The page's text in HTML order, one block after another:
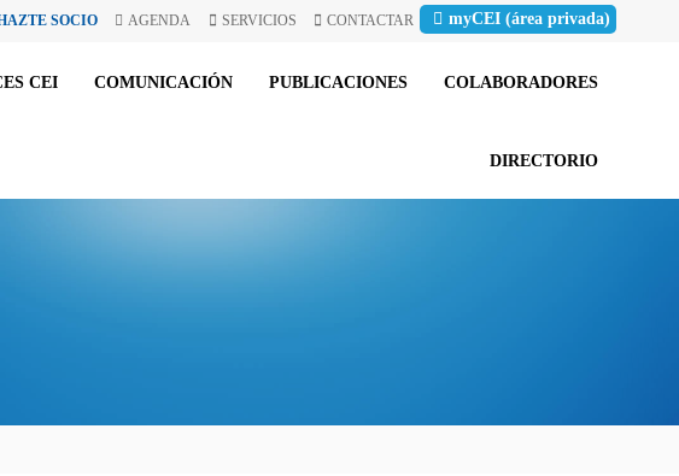
SOCIO AGENDA SERVICIOS CONTACTAR myCEI (área privada)
CEI COMUNICACIÓN PUBLICACIONES COLABORADORES
DIRECTORIO